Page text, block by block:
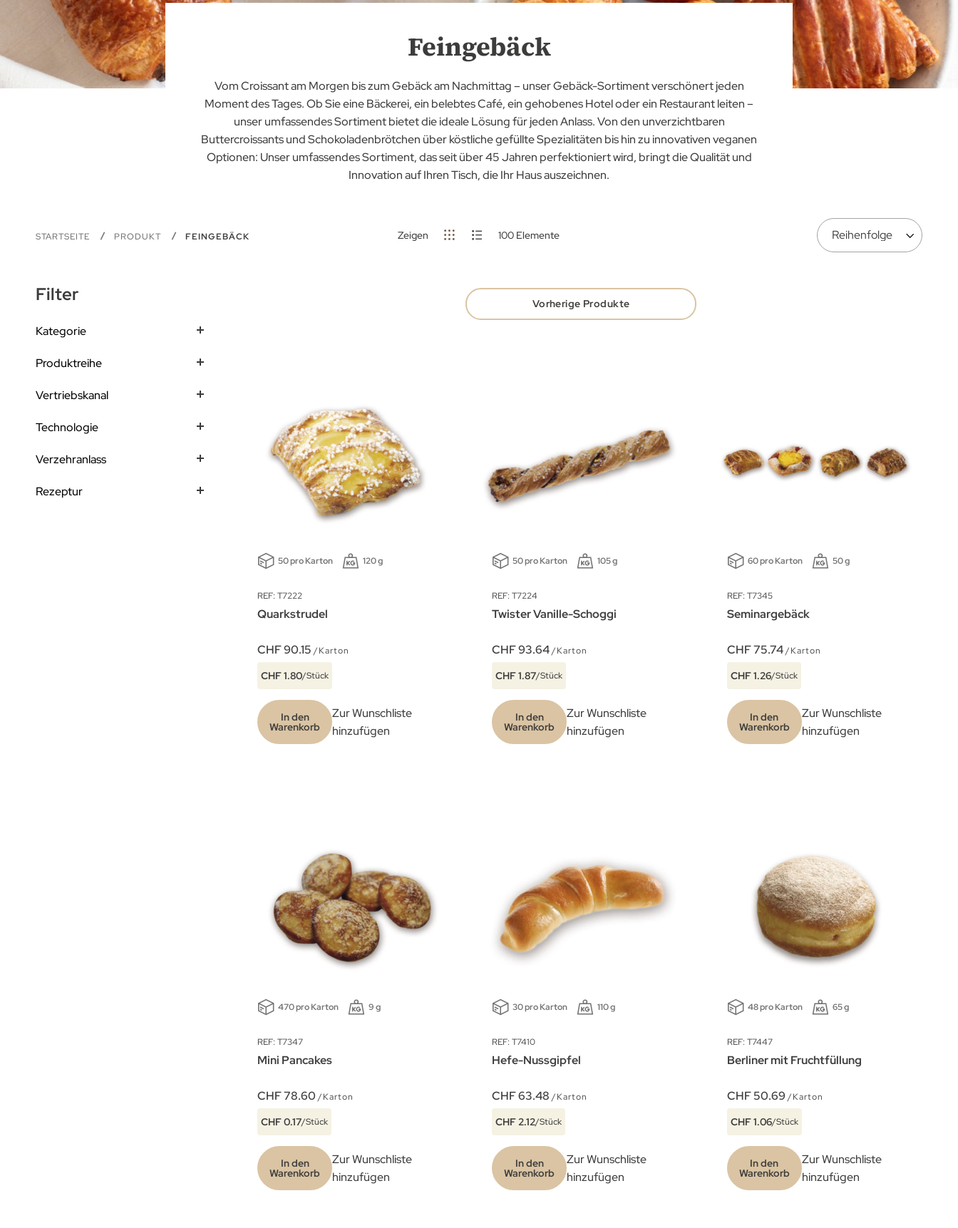
Feingebäck
Vom Croissant am Morgen bis zum Gebäck am Nachmittag – unser Gebäck-Sortiment verschönert jeden
Moment des Tages. Ob Sie eine Bäckerei, ein belebtes Café, ein gehobenes Hotel oder ein Restaurant leiten –
unser umfassendes Sortiment bietet die ideale Lösung für jeden Anlass. Von den unverzichtbaren
Buttercroissants und Schokoladenbrötchen über köstliche gefüllte Spezialitäten bis hin zu innovativen veganen
Optionen: Unser umfassendes Sortiment, das seit über 45 Jahren perfektioniert wird, bringt die Qualität und
Innovation auf Ihren Tisch, die Ihr Haus auszeichnen.
STARTSEITE PRODUKT FEINGEBÄCK Zeigen 100Elemente
Vorherige Produkte
50 pro Karton 120 g
REF: T7222
Quarkstrudel
CHF 90.15 /Karton
CHF 1.80/Stück
In den
Warenkorb
Zur Wunschliste
hinzufügen
50 pro Karton 105 g
REF: T7224
Twister Vanille-Schoggi
CHF 93.64 /Karton
CHF 1.87/Stück
In den
Warenkorb
Zur Wunschliste
hinzufügen
60 pro Karton 50 g
REF: T7345
Seminargebäck
CHF 75.74 /Karton
CHF 1.26/Stück
In den
Warenkorb
Zur Wunschliste
hinzufügen
470 pro Karton 9 g
REF: T7347
Mini Pancakes
CHF 78.60 /Karton
CHF 0.17/Stück
In den
Warenkorb
Zur Wunschliste
hinzufügen
30 pro Karton 110 g
REF: T7410
Hefe-Nussgipfel
CHF 63.48 /Karton
CHF 2.12/Stück
In den
Warenkorb
Zur Wunschliste
hinzufügen
48 pro Karton 65 g
REF: T7447
Berliner mit Fruchtfüllung
CHF 50.69 /Karton
CHF 1.06/Stück
In den
Warenkorb
Zur Wunschliste
hinzufügen
Filter
Kategorie
Produktreihe
Vertriebskanal
Technologie
Verzehranlass
Rezeptur